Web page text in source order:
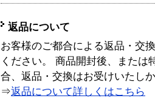
返品について
お客様のご都合による返品・交
ください。 商品開封後、または
合、返品・交換はお受けいたし
⇒返品について詳しくはこちら